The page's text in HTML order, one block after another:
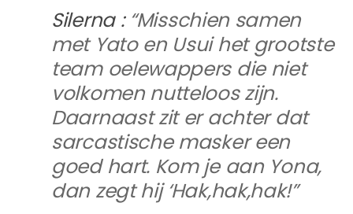
Silerna : “Misschien samen
met Yato en Usui het grootste
team oelewappers die niet
volkomen nutteloos zijn.
Daarnaast zit er achter dat
sarcastische masker een
goed hart. Kom je aan Yona,
dan zegt hij ‘Hak,hak,hak!”